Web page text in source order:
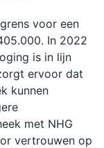
voor een
In 2022
is in lijn
ervoor dat
kunnen
met NHG
vertrouwen op